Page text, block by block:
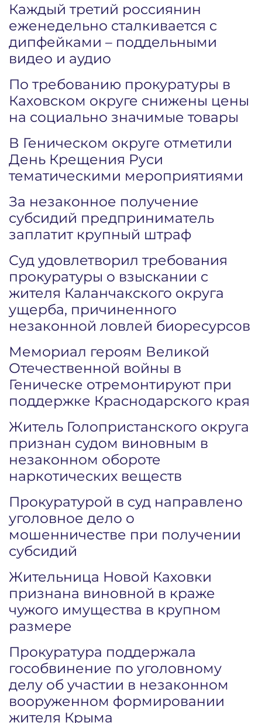
Каждый третий россиянин
еженедельно сталкивается с
дипфейками – поддельными
видео и аудио
По требованию прокуратуры в
Каховском округе снижены цены
на социально значимые товары
В Геническом округе отметили
День Крещения Руси
тематическими мероприятиями
За незаконное получение
субсидий предприниматель
заплатит крупный штраф
Суд удовлетворил требования
прокуратуры о взыскании с
жителя Каланчакского округа
ущерба, причиненного
незаконной ловлей биоресурсов
Мемориал героям Великой
Отечественной войны в
Геническе отремонтируют при
поддержке Краснодарского края
Житель Голопристанского округа
признан судом виновным в
незаконном обороте
наркотических веществ
Прокуратурой в суд направлено
уголовное дело о
мошенничестве при получении
субсидий
Жительница Новой Каховки
признана виновной в краже
чужого имущества в крупном
размере
Прокуратура поддержала
гособвинение по уголовному
делу об участии в незаконном
вооруженном формировании
жителя Крыма